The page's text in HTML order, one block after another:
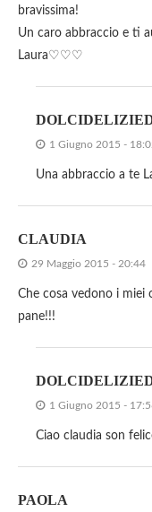
bravissima!
Un caro abbraccio e ti
Laura♡♡♡
1 Giugno 2015 -
Una abbraccio a te
CLAUDIA
29 Maggio 2015 - 20:44
Che cosa vedono i miei
pane!!!
1 Giugno 2015 -
Ciao claudia son
PAOLA